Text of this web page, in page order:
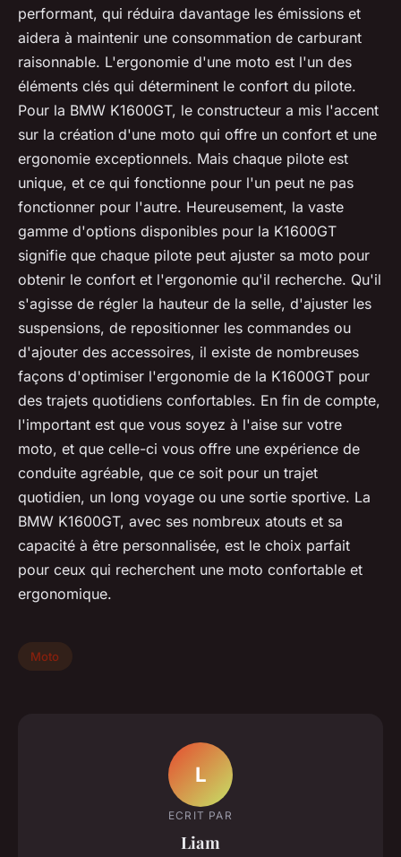
performant, qui réduira davantage les émissions et
aidera à maintenir une consommation de carburant
raisonnable. L'ergonomie d'une moto est l'un des
éléments clés qui déterminent le confort du pilote.
Pour la BMW K1600GT, le constructeur a mis l'accent
sur la création d'une moto qui offre un confort et une
ergonomie exceptionnels. Mais chaque pilote est
unique, et ce qui fonctionne pour l'un peut ne pas
fonctionner pour l'autre. Heureusement, la vaste
gamme d'options disponibles pour la K1600GT
signifie que chaque pilote peut ajuster sa moto pour
obtenir le confort et l'ergonomie qu'il recherche. Qu'il
s'agisse de régler la hauteur de la selle, d'ajuster les
suspensions, de repositionner les commandes ou
d'ajouter des accessoires, il existe de nombreuses
façons d'optimiser l'ergonomie de la K1600GT pour
des trajets quotidiens confortables. En fin de compte,
l'important est que vous soyez à l'aise sur votre
moto, et que celle-ci vous offre une expérience de
conduite agréable, que ce soit pour un trajet
quotidien, un long voyage ou une sortie sportive. La
BMW K1600GT, avec ses nombreux atouts et sa
capacité à être personnalisée, est le choix parfait
pour ceux qui recherchent une moto confortable et
ergonomique.
Moto
L
ECRIT PAR
Liam